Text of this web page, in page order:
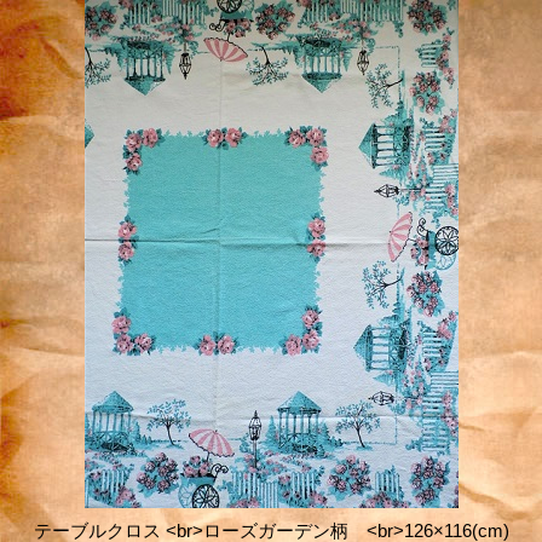
テーブルクロス <br>ローズガーデン柄 <br>126×116(cm)